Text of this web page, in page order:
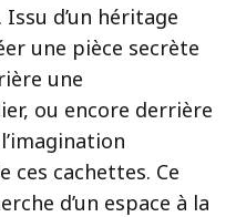
d’un héritage
une pièce secrète
une
ou encore derrière
ces cachettes. Ce
d’un espace à la